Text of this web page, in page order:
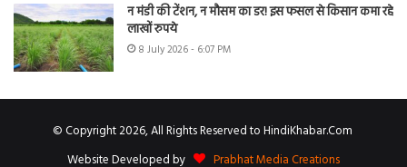
न मंडी की टेंशन, न मौसम का डर! इस फसल से किसान कमा रहे
लाखों रुपये
8 July 2026 - 6:07 PM
© Copyright 2026, All Rights Reserved to HindiKhabar.Com
Website Developed by
Prabhat Media Creations